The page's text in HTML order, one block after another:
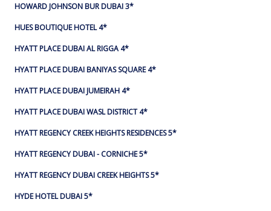
HOWARD JOHNSON BUR DUBAI 3*
HUES BOUTIQUE HOTEL 4*
HYATT PLACE DUBAI AL RIGGA 4*
HYATT PLACE DUBAI BANIYAS SQUARE 4*
HYATT PLACE DUBAI JUMEIRAH 4*
HYATT PLACE DUBAI WASL DISTRICT 4*
HYATT REGENCY CREEK HEIGHTS RESIDENCES 5*
HYATT REGENCY DUBAI - CORNICHE 5*
HYATT REGENCY DUBAI CREEK HEIGHTS 5*
HYDE HOTEL DUBAI 5*